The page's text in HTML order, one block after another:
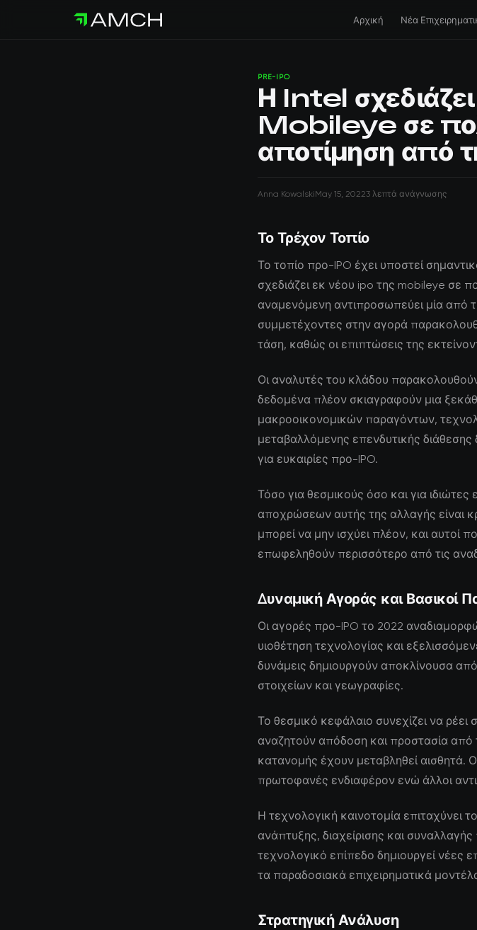
Αρχική Νέα
PRE-IPO
Η Intel
Mobileye σε
αποτίμηση από
Anna KowalskiMay 15, 20223 λεπτά ανάγνωσης
Το Τρέχον Τοπίο
Το τοπίο προ-IPO έχει υποστεί
σχεδιάζει εκ νέου ipo της mobileye σε
αναμενόμενη αντιπροσωπεύει μία από
συμμετέχοντες στην αγορά
τάση, καθώς οι επιπτώσεις της
Οι αναλυτές του κλάδου
δεδομένα πλέον σκιαγραφούν μια
μακροοικονομικών παραγόντων,
μεταβαλλόμενης επενδυτικής
για ευκαιρίες προ-IPO.
Τόσο για θεσμικούς όσο και για
αποχρώσεων αυτής της αλλαγής είναι
μπορεί να μην ισχύει πλέον, και αυτοί
επωφεληθούν περισσότερο από τις
Δυναμική Αγοράς και Βασικοί
Οι αγορές προ-IPO το 2022
υιοθέτηση τεχνολογίας και
δυνάμεις δημιουργούν αποκλίνουσα
στοιχείων και γεωγραφίες.
Το θεσμικό κεφάλαιο συνεχίζει να
αναζητούν απόδοση και προστασία από
κατανομής έχουν μεταβληθεί αισθητά.
πρωτοφανές ενδιαφέρον ενώ άλλοι
Η τεχνολογική καινοτομία επιταχύνει
ανάπτυξης, διαχείρισης και
τεχνολογικό επίπεδο δημιουργεί νέες
τα παραδοσιακά επιχειρηματικά
Στρατηγική Ανάλυση